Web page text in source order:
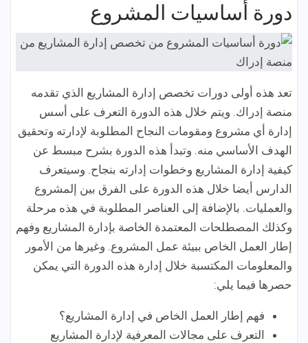
دورة أساسيات المشروع
تعد هذه أولى دورات تخصص إدارة المشاريع الذي تقدمه
منصة إدراك. ويتم خلال هذه الدورة التعرف على أسس
إدارة أي مشروع ومقومات النجاح المطلوبة لإدارته وتحقيق
الهدف الأساسي منه. وتبدأ هذه الدورة بشرح مبسط عن
كيفية إدارة المشاريع وخطوات إدارته بنجاح. وسيتعرف
الدارس أيضا خلال هذه الدورة على الفرق بين إلمشروع
والعمليات. بالإضافة إلى العناصر المطلوبة في هذه مرحلة
وكذلك المصطلحات المعتمدة الخاصة بإدارة المشاريع وفهم
إطار العمل الخاص ببيئة عمل المشروع. وغيرها من الأمور
والمعلومات المكتسبة خلال إدارة هذه الدورة التي يمكن
حصرها فيما يلي:
فهم إطار العمل الخاص في إدارة المشاريع؟
التعرف على مجالات المعرفية لإدارة المشاريع